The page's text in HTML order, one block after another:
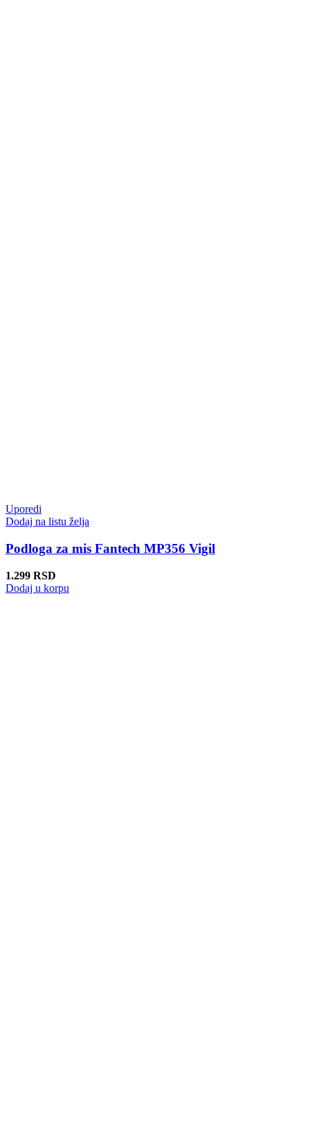
Uporedi
Dodaj na listu želja
Podloga za mis Fantech MP356 Vigil
1.299 RSD
Dodaj u korpu